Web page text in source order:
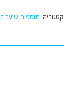
צבע
2Q
קטגוריה: תוספות שיער